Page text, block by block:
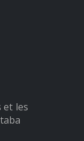
et les